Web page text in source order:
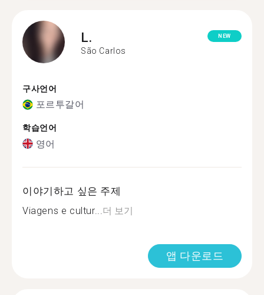
L.
São Carlos
NEW
구사언어
포르투갈어
학습언어
영어
이야기하고 싶은 주제
Viagens e cultur... 더 보기
앱 다운로드